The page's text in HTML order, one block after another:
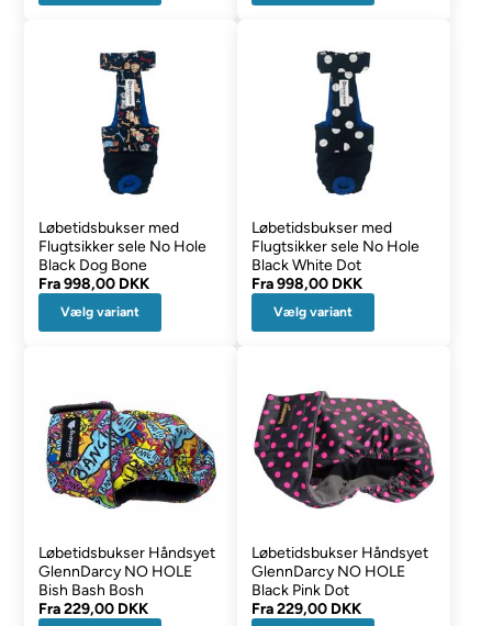
Løbetidsbukser med
Flugtsikker sele No Hole
Black Dog Bone
Fra998,00 DKK
Vælg variant
Løbetidsbukser med
Flugtsikker sele No Hole
Black White Dot
Fra998,00 DKK
Vælg variant
Løbetidsbukser Håndsyet
GlennDarcy NO HOLE
Bish Bash Bosh
Fra229,00 DKK
Løbetidsbukser Håndsyet
GlennDarcy NO HOLE
Black Pink Dot
Fra229,00 DKK